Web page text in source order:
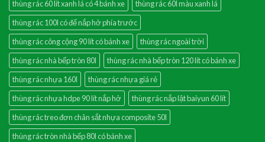
thùng rác 60 lít xanh lá có 4 bánh xe
thùng rác 60l màu xanh lá
thùng rác 100l có đế nắp hở phía trước
thùng rác công cộng 90 lít có bánh xe
thùng rác ngoài trời
thùng rác nhà bếp tròn 80l
thùng rác nhà bếp tròn 120 lít có bánh xe
thùng rác nhựa 160l
thùng rác nhựa giá rẻ
thùng rác nhựa hdpe 90 lít nắp hở
thùng rác nắp lật baiyun 60 lít
thùng rác treo đơn chân sắt nhựa composite 50l
thùng rác tròn nhà bếp 80l có bánh xe